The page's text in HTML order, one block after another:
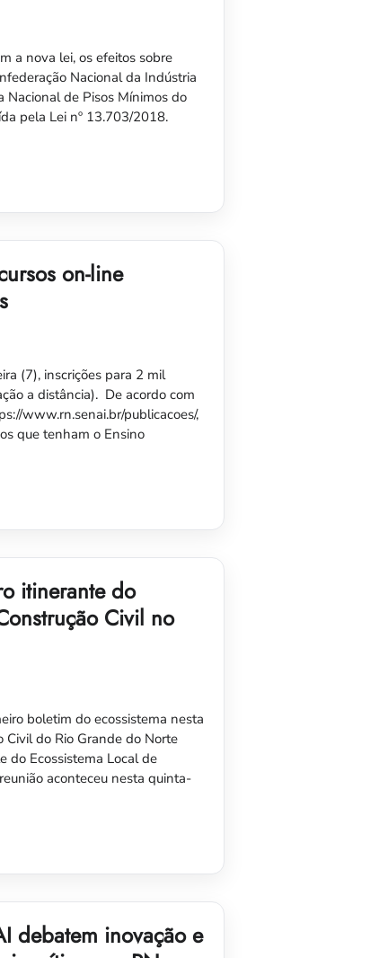
a nova lei, os efeitos sobre
Nacional da Indústria
Nacional de Pisos Mínimos do
pela Lei nº 13.703/2018.
on-line
(7), inscrições para 2 mil
a distância). De acordo com
www.rn.senai.br/publicacoes/,
que tenham o Ensino
itinerante do
Civil no
boletim do ecossistema nesta
do Rio Grande do Norte
do Ecossistema Local de
aconteceu nesta quinta-
debatem inovação e